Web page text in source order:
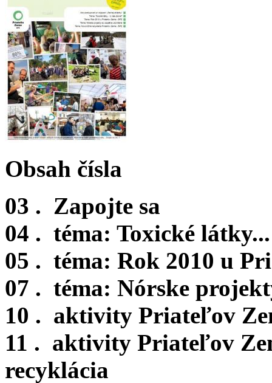
Obsah čísla
03 . Zapojte sa
04 . téma: Toxické
05 . téma: Rok 2010 u
07 . téma: Nórske
10 . aktivity Priateľov
11 . aktivity Priateľov
recyklácia